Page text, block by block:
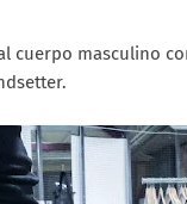
cuerpo masculino